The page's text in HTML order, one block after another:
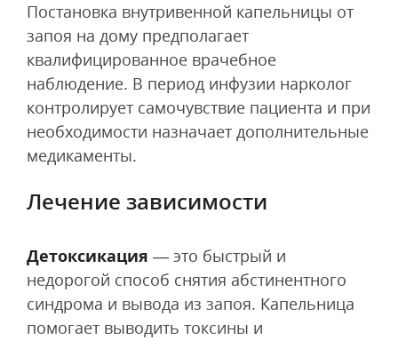
Постановка внутривенной капельницы от
запоя на дому предполагает
квалифицированное врачебное
наблюдение. В период инфузии нарколог
контролирует самочувствие пациента и при
необходимости назначает дополнительные
медикаменты.
Лечение зависимости
Детоксикация — это быстрый и
недорогой способ снятия абстинентного
синдрома и вывода из запоя. Капельница
помогает выводить токсины и